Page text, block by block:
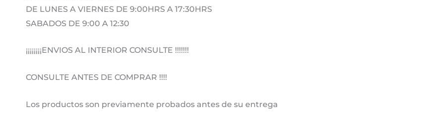
DE LUNES A VIERNES DE 9:00HRS A 17:30HRS
SABADOS DE 9:00 A 12:30
¡¡¡¡¡¡¡¡ENVIOS AL INTERIOR CONSULTE !!!!!!!
CONSULTE ANTES DE COMPRAR !!!!
Los productos son previamente probados antes de su entrega